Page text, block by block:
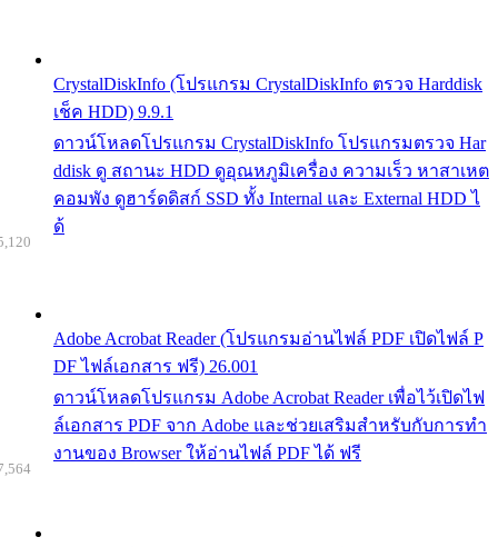
CrystalDiskInfo (โปรแกรม CrystalDiskInfo ตรวจ Harddisk
เช็ค HDD) 9.9.1
ดาวน์โหลดโปรแกรม CrystalDiskInfo โปรแกรมตรวจ Har
ddisk ดู สถานะ HDD ดูอุณหภูมิเครื่อง ความเร็ว หาสาเหต
คอมพัง ดูฮาร์ดดิสก์ SSD ทั้ง Internal และ External HDD ไ
ด้
Adobe Acrobat Reader (โปรแกรมอ่านไฟล์ PDF เปิดไฟล์ P
DF ไฟล์เอกสาร ฟรี) 26.001
ดาวน์โหลดโปรแกรม Adobe Acrobat Reader เพื่อไว้เปิดไฟ
ล์เอกสาร PDF จาก Adobe และช่วยเสริมสำหรับกับการทำ
งานของ Browser ให้อ่านไฟล์ PDF ได้ ฟรี